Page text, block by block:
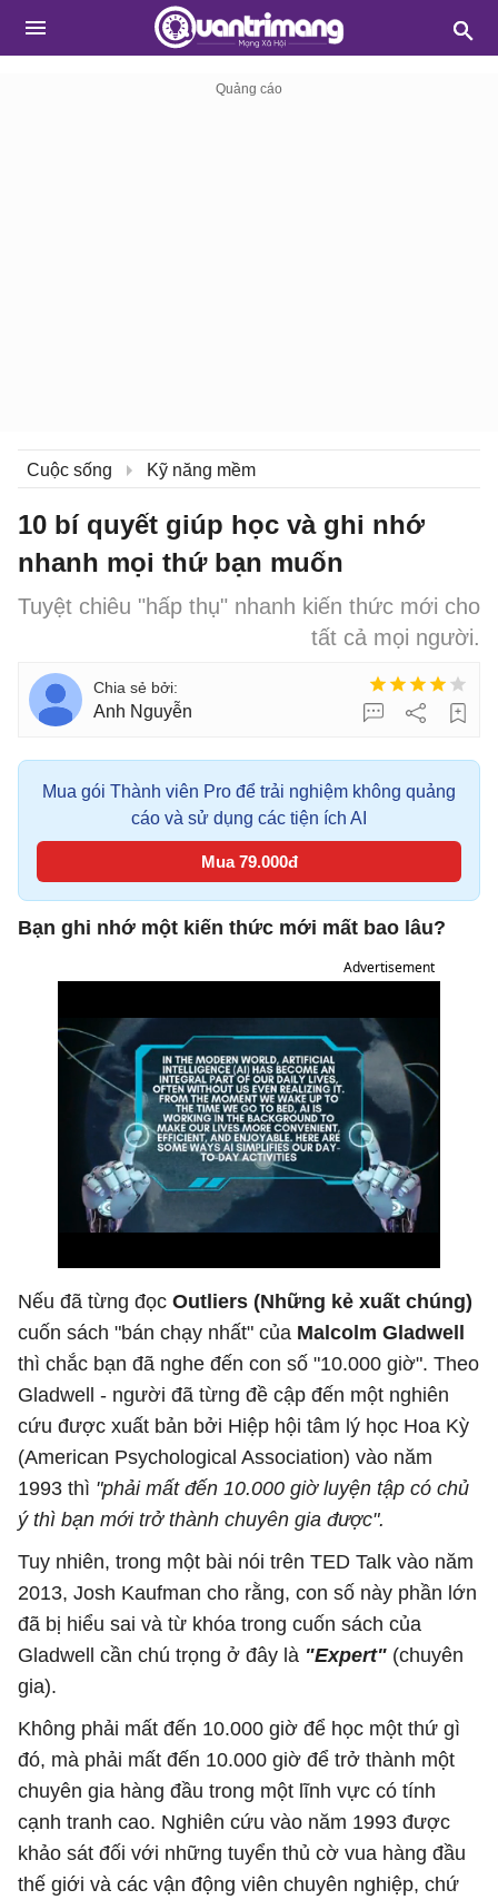
Cuộc sống Kỹ năng mềm
10 bí quyết giúp học và ghi nhớ
nhanh mọi thứ bạn muốn
Tuyệt chiêu "hấp thụ" nhanh kiến thức mới cho
tất cả mọi người.
Anh Nguyễn
Mua gói Thành viên Pro để trải nghiệm không quảng
cáo và sử dụng các tiện ích AI
Mua 79.000đ
Bạn ghi nhớ một kiến thức mới mất bao lâu?
Advertisement
Nếu đã từng đọc Outliers (Những kẻ xuất chúng)
cuốn sách "bán chạy nhất" của Malcolm Gladwell
thì chắc bạn đã nghe đến con số "10.000 giờ". Theo
Gladwell - người đã từng đề cập đến một nghiên
cứu được xuất bản bởi Hiệp hội tâm lý học Hoa Kỳ
(American Psychological Association) vào năm
1993 thì "phải mất đến 10.000 giờ luyện tập có chủ
ý thì bạn mới trở thành chuyên gia được".
Tuy nhiên, trong một bài nói trên TED Talk vào năm
2013, Josh Kaufman cho rằng, con số này phần lớn
đã bị hiểu sai và từ khóa trong cuốn sách của
Gladwell cần chú trọng ở đây là "Expert" (chuyên
gia).
Không phải mất đến 10.000 giờ để học một thứ gì
đó, mà phải mất đến 10.000 giờ để trở thành một
chuyên gia hàng đầu trong một lĩnh vực có tính
cạnh tranh cao. Nghiên cứu vào năm 1993 được
khảo sát đối với những tuyển thủ cờ vua hàng đầu
thế giới và các vận động viên chuyên nghiệp, chứ